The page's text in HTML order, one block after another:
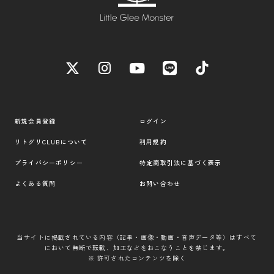
新規会員登録 ログイン
リトグリCLUBについて 利用規約
プライバシーポリシー 特定商取引法に基づく表示
よくある質問 お問い合わせ
当サイトに掲載されている内容（記事・画像・動画・音声データ等）はすべて
において無断で転載、加工などをおこなうことを禁じます。
※ 許可されたコンテンツを除く